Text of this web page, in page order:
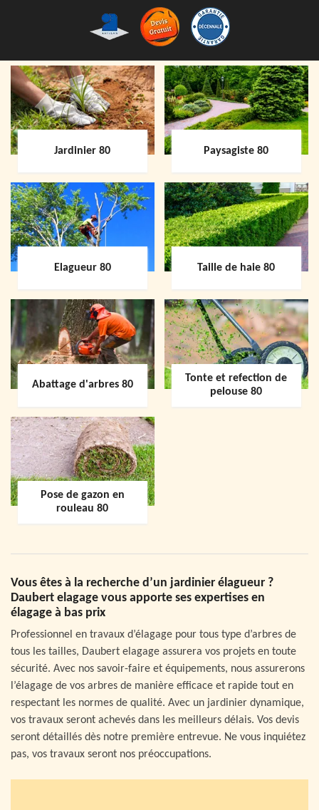
Jardinier 80 Paysagiste 80
Elagueur 80 Taille de haie 80
Abattage d'arbres 80
Tonte et refection de
pelouse 80
Pose de gazon en
rouleau 80
Vous êtes à la recherche d’un jardinier élagueur ?
Daubert elagage vous apporte ses expertises en
élagage à bas prix
Professionnel en travaux d’élagage pour tous type d’arbres de
tous les tailles, Daubert elagage assurera vos projets en toute
sécurité. Avec nos savoir-faire et équipements, nous assurerons
l’élagage de vos arbres de manière efficace et rapide tout en
respectant les normes de qualité. Avec un jardinier dynamique,
vos travaux seront achevés dans les meilleurs délais. Vos devis
seront détaillés dès notre première entrevue. Ne vous inquiétez
pas, vos travaux seront nos préoccupations.